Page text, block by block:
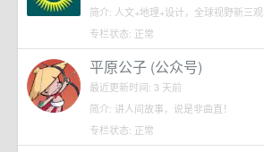
简介: 人文+地理+设计，全球视野新三观
专栏状态: 正常
平原公子 (公众号)
最近更新时间: 3 天前
简介: 讲人间故事，说是非曲直！
专栏状态: 正常